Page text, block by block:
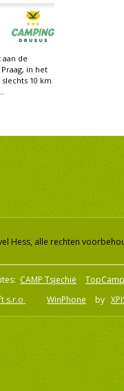
aan de
in het
10 km
Hess, alle rechten
CAMP Tsjechië
s.r.o WinPhone by